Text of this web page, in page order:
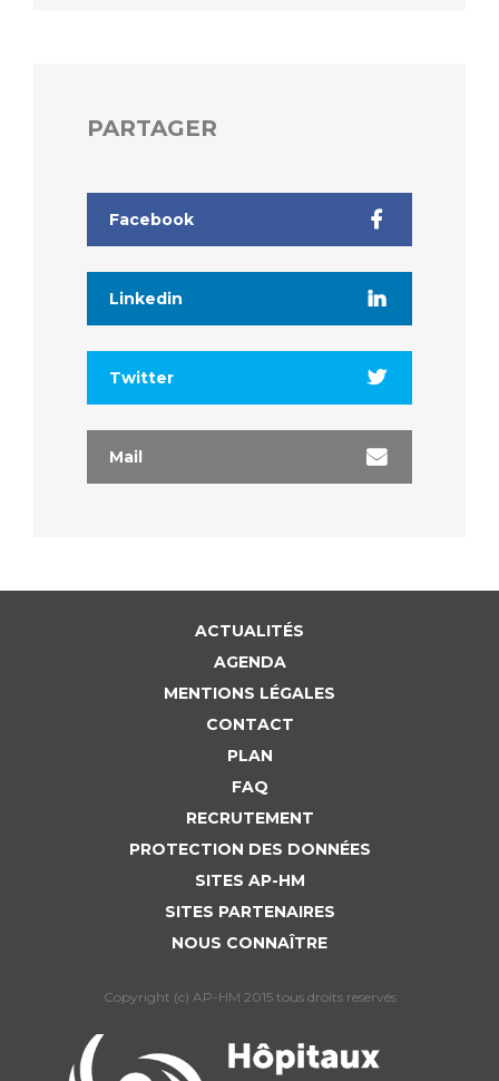
PARTAGER
Facebook
Linkedin
Twitter
Mail
ACTUALITÉS
AGENDA
MENTIONS LÉGALES
CONTACT
PLAN
FAQ
RECRUTEMENT
PROTECTION DES DONNÉES
SITES AP-HM
SITES PARTENAIRES
NOUS CONNAÎTRE
Copyright (c) AP-HM 2015 tous droits reservés